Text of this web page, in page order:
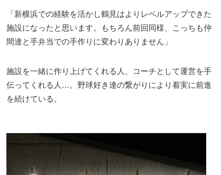
「新横浜での経験を活かし鶴見はよりレベルアップできた
施設になったと思います。もちろん前回同様、こっちも仲
間達と手弁当での手作りに変わりありません」
施設を一緒に作り上げてくれる人、コーチとして運営を手
伝ってくれる人…。野球好き達の繋がりにより着実に前進
を続けている。